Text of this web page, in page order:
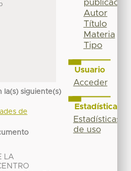
la(s) siguiente(s)
de
LA
publicación
Autor
Título
Materia
Tipo
Usuario
Acceder
Estadísticas
Estadísticas
de uso